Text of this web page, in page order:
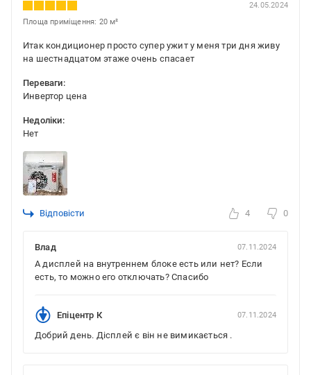
24.05.2024
Площа приміщення: 20 м²
Итак кондиционер просто супер ужит у меня три дня живу
на шестнадцатом этаже очень спасает
Переваги:
Инвертор цена
Недоліки:
Нет
Відповісти 4 0
Влад 07.11.2024
А дисплей на внутреннем блоке есть или нет? Если
есть, то можно его отключать? Спасибо
Епіцентр К 07.11.2024
Добрий день. Дісплей є він не вимикається .